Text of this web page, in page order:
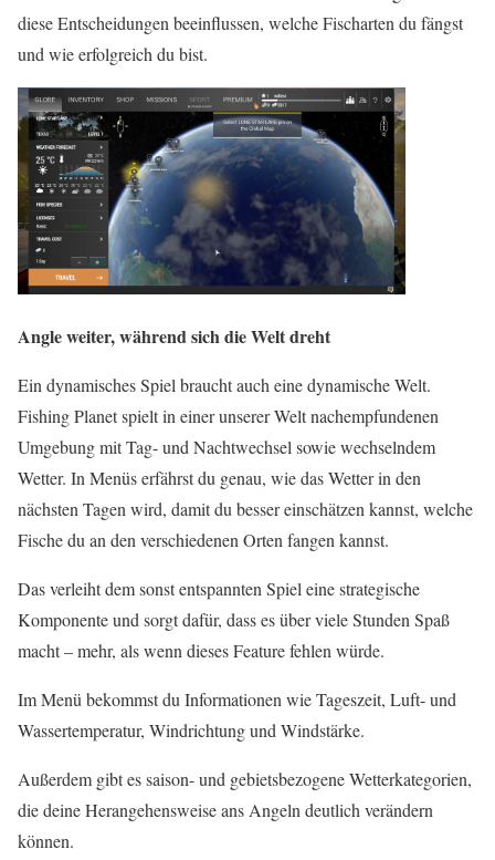
diese Entscheidungen beeinflussen, welche Fischarten du fängst
und wie erfolgreich du bist.
Angle weiter, während sich die Welt dreht
Ein dynamisches Spiel braucht auch eine dynamische Welt.
Fishing Planet spielt in einer unserer Welt nachempfundenen
Umgebung mit Tag- und Nachtwechsel sowie wechselndem
Wetter. In Menüs erfährst du genau, wie das Wetter in den
nächsten Tagen wird, damit du besser einschätzen kannst, welche
Fische du an den verschiedenen Orten fangen kannst.
Das verleiht dem sonst entspannten Spiel eine strategische
Komponente und sorgt dafür, dass es über viele Stunden Spaß
macht – mehr, als wenn dieses Feature fehlen würde.
Im Menü bekommst du Informationen wie Tageszeit, Luft- und
Wassertemperatur, Windrichtung und Windstärke.
Außerdem gibt es saison- und gebietsbezogene Wetterkategorien,
die deine Herangehensweise ans Angeln deutlich verändern
können.